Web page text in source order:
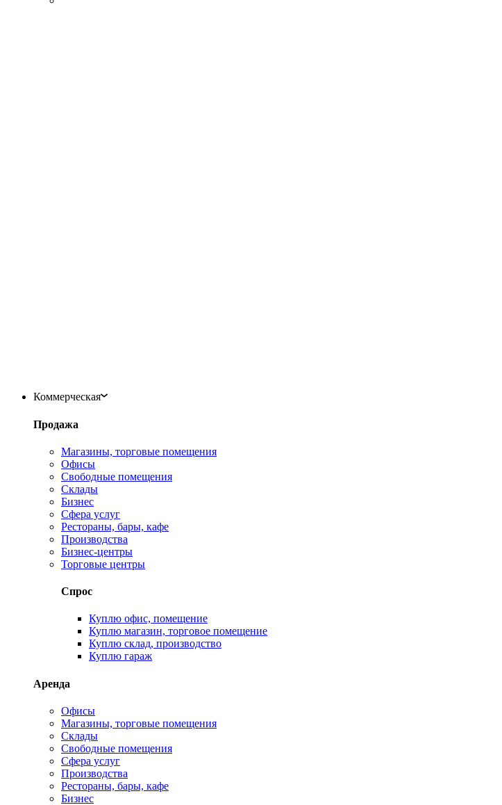
Коммерческая
Продажа
Магазины, торговые помещения
Офисы
Свободные помещения
Склады
Бизнес
Сфера услуг
Рестораны, бары, кафе
Производства
Бизнес-центры
Торговые центры
Спрос
Куплю офис, помещение
Куплю магазин, торговое помещение
Куплю склад, производство
Куплю гараж
Аренда
Офисы
Магазины, торговые помещения
Склады
Свободные помещения
Сфера услуг
Производства
Рестораны, бары, кафе
Бизнес